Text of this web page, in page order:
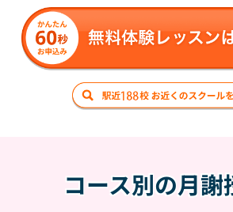
コース別の月謝